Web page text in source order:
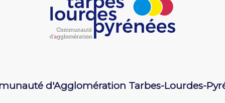
d'Agglomération Tarbes-Lourdes-